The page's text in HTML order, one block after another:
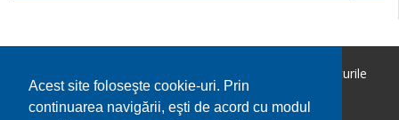
Acest site foloseşte cookie-uri. Prin
continuarea navigării, eşti de acord cu modul
Copyright © 2026 Comuna Ohaba Lunga. Toate drepturile
rezervate.
Utilizare cookie-uri
GDPR